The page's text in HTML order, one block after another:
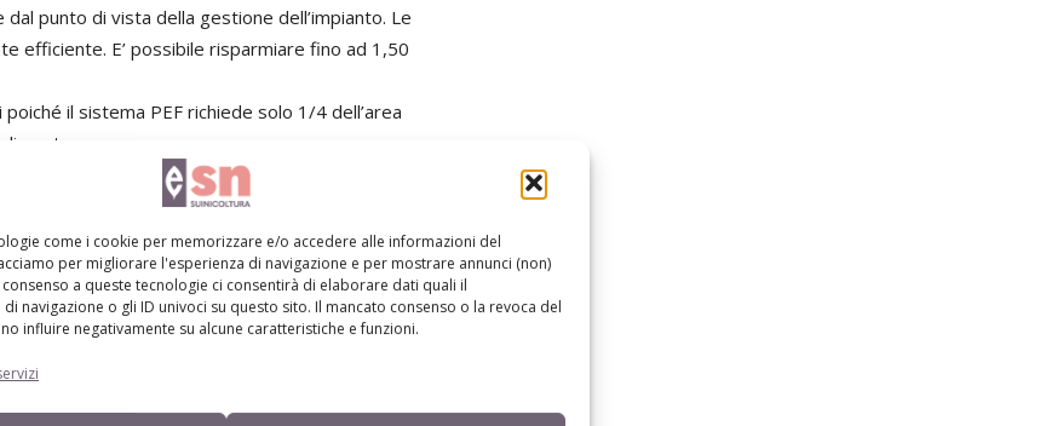
come i cookie per memorizzare e/o accedere alle informazioni del
per migliorare l'esperienza di navigazione e per mostrare annunci (non)
a queste tecnologie ci consentirà di elaborare dati quali il
navigazione o gli ID univoci su questo sito. Il mancato consenso o la revoca del
influire negativamente su alcune caratteristiche e funzioni.
punto di vista della gestione dell’impianto. Le
efficiente. E’ possibile risparmiare fino ad 1,50
il sistema PEF richiede solo 1/4 dell’area
partendo da sinistra il pre-miscelatore, il
a liquido.
Big Dutchman. In futuro questa azienda prevede
ed anche con applicazione a impianti a secco.